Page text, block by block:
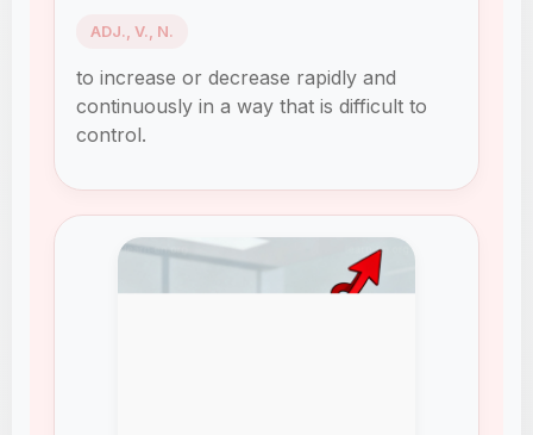
ADJ., V., N.
to increase or decrease rapidly and
continuously in a way that is difficult to
control.